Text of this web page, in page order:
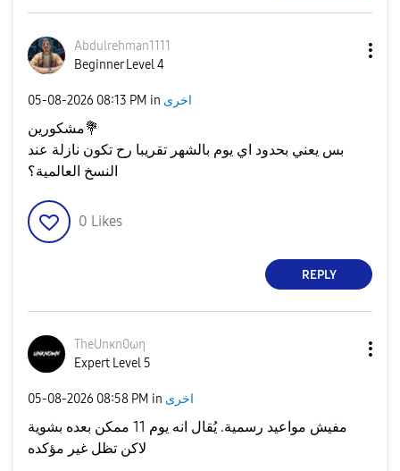
Abdulrehman1111
Beginner Level 4
‎05-08-2026 08:13 PM in اخرى
مشكورين💐
بس يعني بحدود اي يوم بالشهر تقريبا رح تكون نازلة عند
النسخ العالمية؟
0 Likes
REPLY
TheUnκn0ωη
Expert Level 5
‎05-08-2026 08:58 PM in اخرى
مفيش مواعيد رسمية. يُقال انه يوم 11 ممكن بعده بشوية
لاكن تظل غير مؤكده